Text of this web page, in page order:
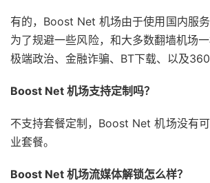
有的，Boost Net 机场由于使用国内服务
为了规避一些风险，和大多数翻墙机场
极端政治、金融诈骗、BT下载、以及360
Boost Net 机场支持定制吗？
不支持套餐定制，Boost Net 机场没有
业套餐。
Boost Net 机场流媒体解锁怎么样？